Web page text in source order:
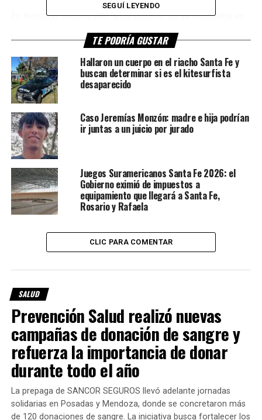
En territorio santafesino, este modelo ya se encuentra en
y su Centro Regional de Hemoterapia.
Cómo funciona el sistema en Santa
Fe
El sistema provincial articula la recolección,
procesamiento y distribución de componentes sanguíneos
como plasma, glóbulos rojos y plaquetas en toda la
La directora del Centro Regional de Hemoterapia,
Acosta, explicó que el trabajo se realiza junto a toda la red
de salud pública, mediante más de
en diferentes localidades.
estándares que ahora se exigirán a todas las provincias,
incluyendo controles para detectar enfermedades
transmisibles por transfusión.
Actualmente, el sistema procesa alrededor de 30 mil
unidades de sangre por año, destinadas a:
cirugías,
tratamientos oncológicos,
pacientes con enfermedades crónicas,
SEGUÍ LEYENDO
TE PODRÍA GUSTAR
Hallaron un cuerpo en el riacho Santa Fe y
buscan determinar si es el kitesurfista
desaparecido
Caso Jeremías Monzón: madre e hija podrían
ir juntas a un juicio por jurado
Juegos Suramericanos Santa Fe 2026: el
Gobierno eximió de impuestos a
equipamiento que llegará a Santa Fe,
Rosario y Rafaela
CLIC PARA COMENTAR
SALUD
Prevención Salud realizó nuevas
campañas de donación de sangre y
refuerza la importancia de donar
durante todo el año
La prepaga de SANCOR SEGUROS llevó adelante jornadas
solidarias en Posadas y Mendoza, donde se concretaron más
de 120 donaciones de sangre. La iniciativa busca fortalecer los